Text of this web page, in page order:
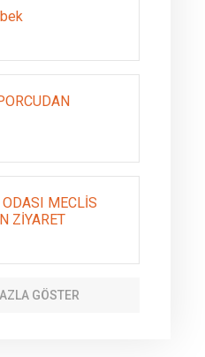
ODASI MECLİS
ZİYARET
GÖSTER